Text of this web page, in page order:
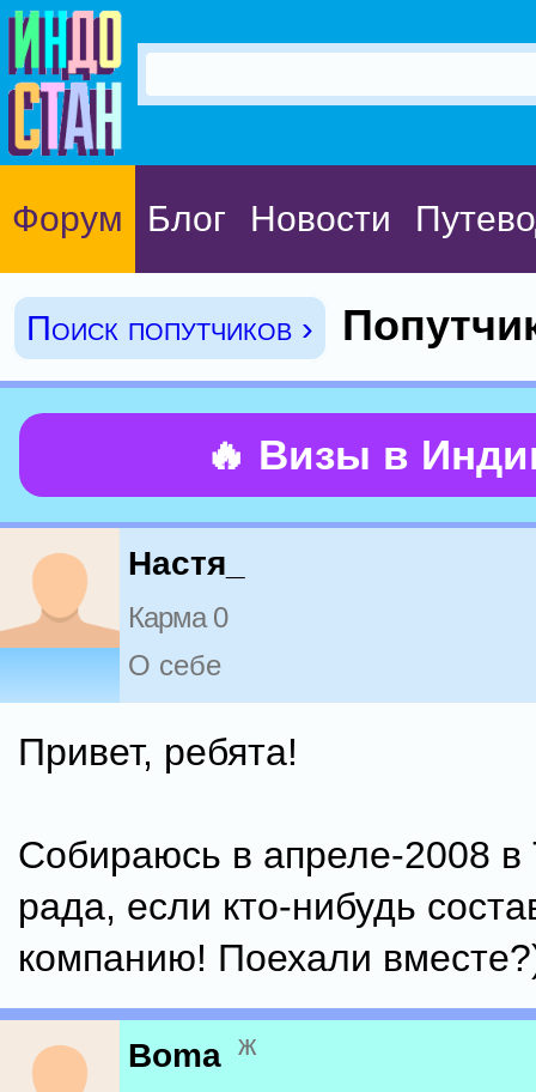
Форум Блог Новости
Поиск попутчиков ›
🔥 Визы в
Настя_
Карма 0
О себе
Привет, ребята!
Собираюсь в апреле-2008 в
рада, если кто-нибудь
компанию! Поехали
Boma ж